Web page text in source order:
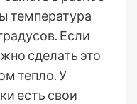
температура
Если
сделать это
тепло. У
есть свои